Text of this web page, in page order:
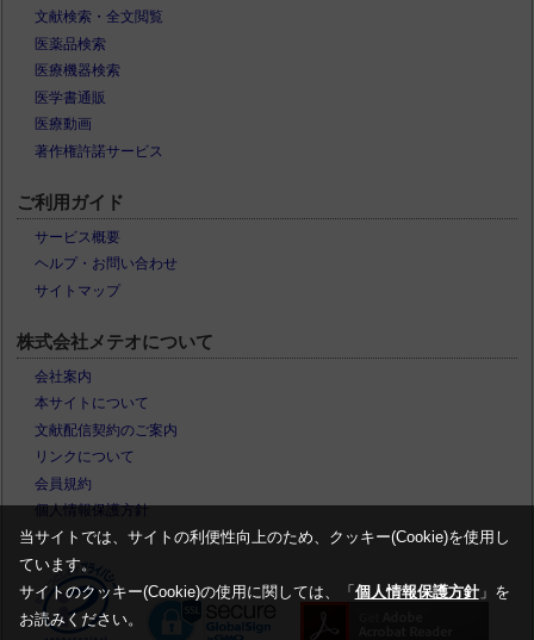
文献検索・全文閲覧
医薬品検索
医療機器検索
医学書通販
医療動画
著作権許諾サービス
ご利用ガイド
サービス概要
ヘルプ・お問い合わせ
サイトマップ
株式会社メテオについて
会社案内
本サイトについて
文献配信契約のご案内
リンクについて
会員規約
個人情報保護方針
当サイトでは、サイトの利便性向上のため、クッキー(Cookie)を使用し
ています。
サイトのクッキー(Cookie)の使用に関しては、「 個人情報保護方針」を
お読みください。